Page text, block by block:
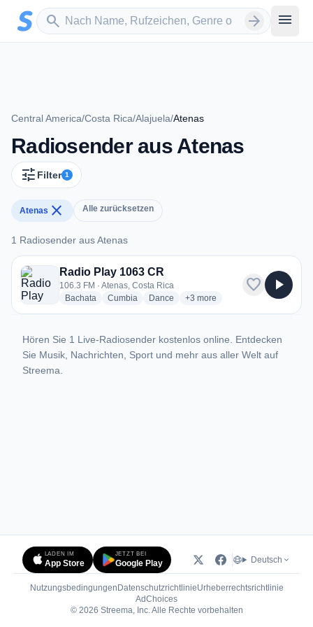
Zum Hauptinhalt springen
search
Sender suchen arrow_forward menu
Central America/Costa Rica/Alajuela/Atenas
Radiosender aus Atenas
tune Filter 1
Atenas close Alle zurücksetzen
1 Radiosender aus Atenas
1 Radiosender aus Atenas
Radio Play 1063 CR
106.3 FM · Atenas, Costa Rica
Bachata radio stations
Cumbia radio stations
Dance radio stations
+3 more genres for Radio Play
more
favorite play_arrow
Hören Sie 1 Live-Radiosender kostenlos online. Entdecken
Sie Musik, Nachrichten, Sport und mehr aus aller Welt auf
Streema.
LADEN IM
App Store
JETZT BEI
Google Play Deutsch
Nutzungsbedingungen DatenschutzrichtlinieUrheberrechtsrichtlinie
AdChoices(öffnet in neuem Tab)
© 2026 Streema, Inc. Alle Rechte vorbehalten